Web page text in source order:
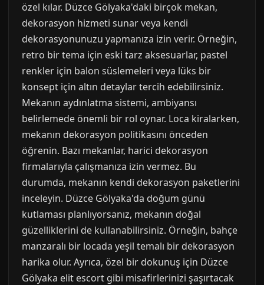
özel kılar. Düzce Gölyaka'daki birçok mekan,
dekorasyon hizmeti sunar veya kendi
dekorasyonunuzu yapmanıza izin verir. Örneğin,
retro bir tema için eski tarz aksesuarlar, pastel
renkler için balon süslemeleri veya lüks bir
konsept için altın detaylar tercih edebilirsiniz.
Mekanın aydınlatma sistemi, ambiyansı
belirlemede önemli bir rol oynar. Loca kiralarken,
mekanın dekorasyon politikasını önceden
öğrenin. Bazı mekanlar, harici dekorasyon
firmalarıyla çalışmanıza izin vermez. Bu
durumda, mekanın kendi dekorasyon paketlerini
inceleyin. Düzce Gölyaka'da doğum günü
kutlaması planlıyorsanız, mekanın doğal
güzelliklerini de kullanabilirsiniz. Örneğin, bahçe
manzaralı bir locada yeşil temalı bir dekorasyon
harika olur. Ayrıca, özel bir dokunuş için Düzce
Gölyaka elit escort gibi misafirlerinizi şaşırtacak